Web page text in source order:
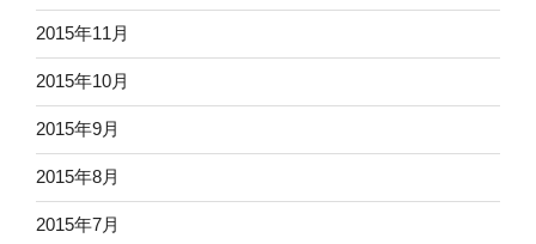
2015年11月
2015年10月
2015年9月
2015年8月
2015年7月